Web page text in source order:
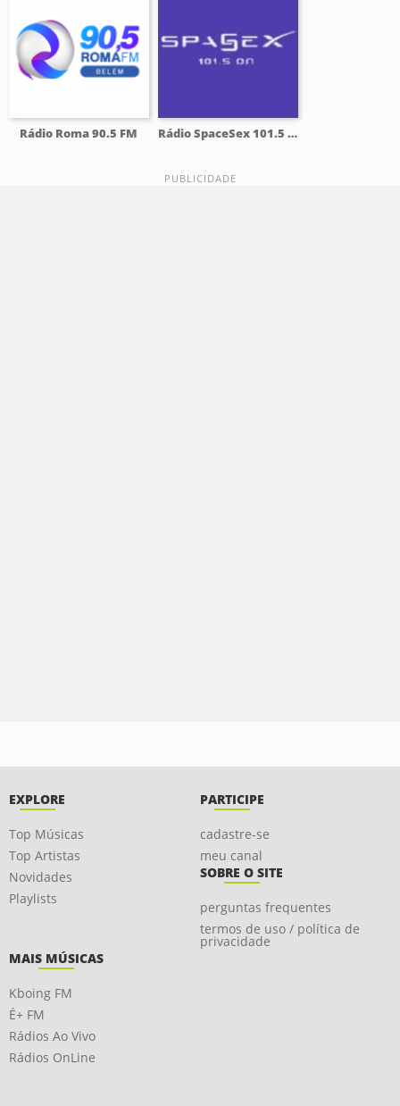
Rádio Roma 90.5 FM Rádio SpaceSex 101.5 FM
EXPLORE
Top Músicas
Top Artistas
Novidades
Playlists
PARTICIPE
cadastre-se
meu canal
SOBRE O SITE
perguntas frequentes
termos de uso / política de
privacidade
MAIS MÚSICAS
Kboing FM
É+ FM
Rádios Ao Vivo
Rádios OnLine